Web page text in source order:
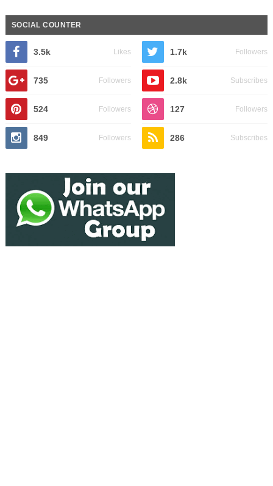
SOCIAL COUNTER
3.5k Likes 1.7k Followers
735 Followers 2.8k Subscribes
524 Followers 127 Followers
849 Followers 286 Subscribes